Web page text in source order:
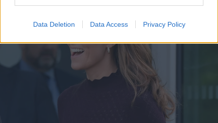
Data Deletion Data Access Privacy Policy